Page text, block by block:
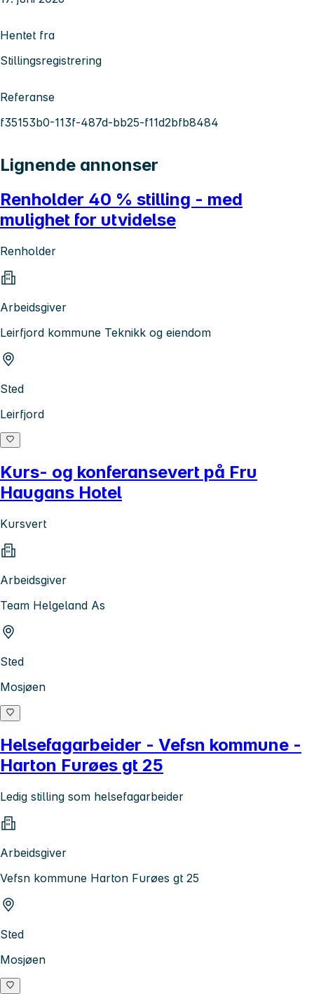
Hentet fra
Stillingsregistrering
Referanse
f35153b0-113f-487d-bb25-f11d2bfb8484
Lignende annonser
Renholder 40 % stilling - med
mulighet for utvidelse
Renholder
Arbeidsgiver
Leirfjord kommune Teknikk og eiendom
Sted
Leirfjord
Kurs- og konferansevert på Fru
Haugans Hotel
Kursvert
Arbeidsgiver
Team Helgeland As
Sted
Mosjøen
Helsefagarbeider - Vefsn kommune -
Harton Furøes gt 25
Ledig stilling som helsefagarbeider
Arbeidsgiver
Vefsn kommune Harton Furøes gt 25
Sted
Mosjøen